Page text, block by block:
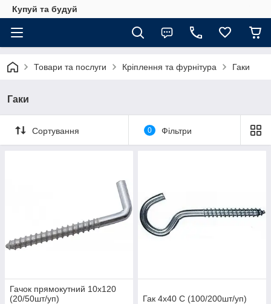
Купуй та будуй
Товари та послуги Кріплення та фурнітура Гаки
Гаки
Сортування 0 Фільтри
Гачок прямокутний 10х120
(20/50шт/уп)
Гак 4х40 С (100/200шт/уп)